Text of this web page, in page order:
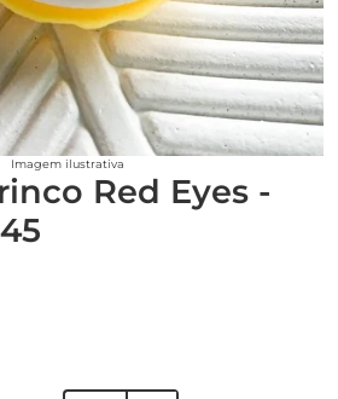
Imagem ilustrativa
Red Eyes -